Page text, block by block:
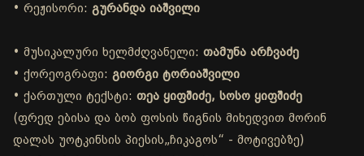
• რეჟისორი: გურანდა იაშვილი
• მუსიკალური ხელმძღვანელი: თამუნა არჩვაძე
• ქორეოგრაფი: გიორგი ტორიაშვილი
• ქართული ტექსტი: თეა ყიფშიძე, სოსო ყიფშიძე
(ფრედ ებისა და ბობ ფოსის წიგნის მიხედვით მორინ
დალას უოტკინსის პიესის„ჩიკაგოს“ - მოტივებზე)